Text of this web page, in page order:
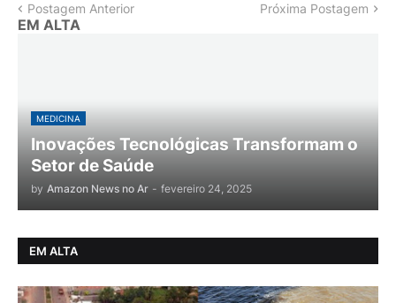
Postagem Anterior Próxima Postagem
EM ALTA
MEDICINA
Inovações Tecnológicas Transformam o
Setor de Saúde
by Amazon News no Ar - fevereiro 24, 2025
EM ALTA